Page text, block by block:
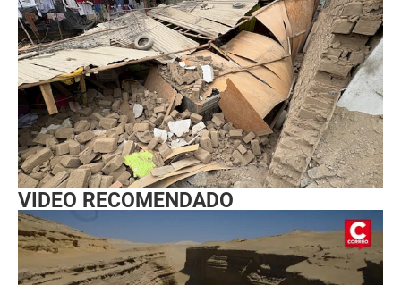
VIDEO RECOMENDADO